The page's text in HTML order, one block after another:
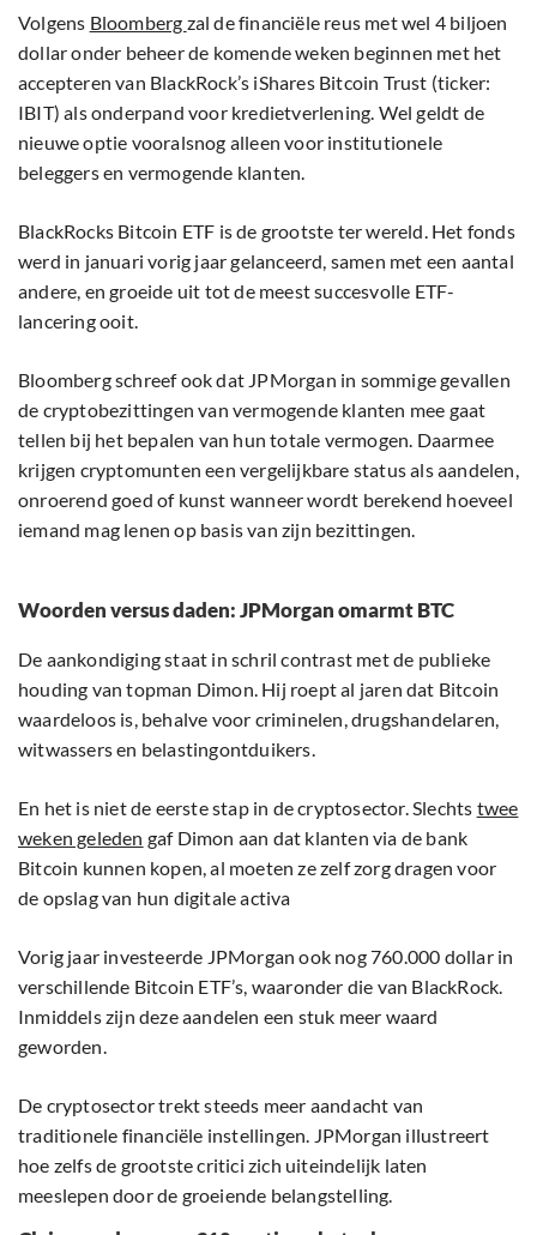
Volgens Bloomberg zal de financiële reus met wel 4 biljoen
dollar onder beheer de komende weken beginnen met het
accepteren van BlackRock’s iShares Bitcoin Trust (ticker:
IBIT) als onderpand voor kredietverlening. Wel geldt de
nieuwe optie vooralsnog alleen voor institutionele
beleggers en vermogende klanten.
BlackRocks Bitcoin ETF is de grootste ter wereld. Het fonds
werd in januari vorig jaar gelanceerd, samen met een aantal
andere, en groeide uit tot de meest succesvolle ETF-
lancering ooit.
Bloomberg schreef ook dat JPMorgan in sommige gevallen
de cryptobezittingen van vermogende klanten mee gaat
tellen bij het bepalen van hun totale vermogen. Daarmee
krijgen cryptomunten een vergelijkbare status als aandelen,
onroerend goed of kunst wanneer wordt berekend hoeveel
iemand mag lenen op basis van zijn bezittingen.
Woorden versus daden: JPMorgan omarmt BTC
De aankondiging staat in schril contrast met de publieke
houding van topman Dimon. Hij roept al jaren dat Bitcoin
waardeloos is, behalve voor criminelen, drugshandelaren,
witwassers en belastingontduikers.
En het is niet de eerste stap in de cryptosector. Slechts twee
weken geleden gaf Dimon aan dat klanten via de bank
Bitcoin kunnen kopen, al moeten ze zelf zorg dragen voor
de opslag van hun digitale activa
Vorig jaar investeerde JPMorgan ook nog 760.000 dollar in
verschillende Bitcoin ETF’s, waaronder die van BlackRock.
Inmiddels zijn deze aandelen een stuk meer waard
geworden.
De cryptosector trekt steeds meer aandacht van
traditionele financiële instellingen. JPMorgan illustreert
hoe zelfs de grootste critici zich uiteindelijk laten
meeslepen door de groeiende belangstelling.